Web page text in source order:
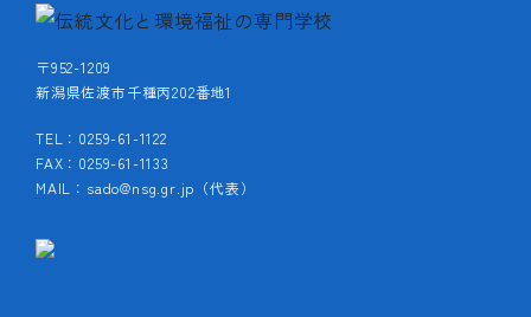
〒952-1209
新潟県佐渡市千種丙202番地1
TEL：0259-61-1122
FAX：0259-61-1133
MAIL：sado@nsg.gr.jp（代表）